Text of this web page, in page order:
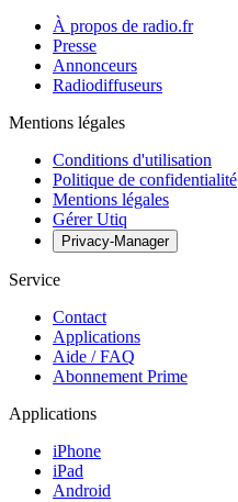
À propos de radio.fr
Presse
Annonceurs
Radiodiffuseurs
Mentions légales
Conditions d'utilisation
Politique de confidentialité
Mentions légales
Gérer Utiq
Privacy-Manager
Service
Contact
Applications
Aide / FAQ
Abonnement Prime
Applications
iPhone
iPad
Android